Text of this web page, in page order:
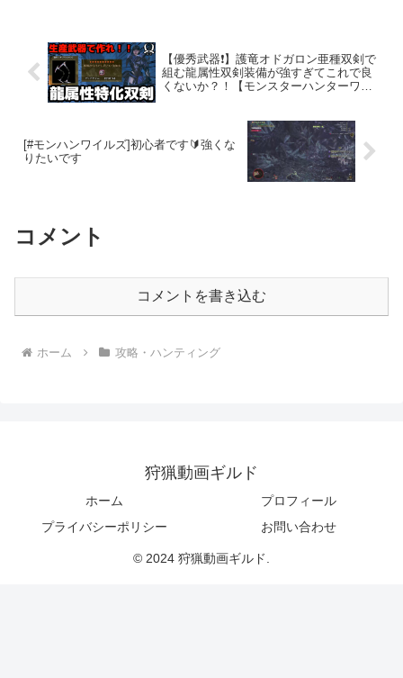
【優秀武器❗️】護竜オドガロン亜種双剣で
組む龍属性双剣装備が強すぎてこれで良
くないか？！【モンスターハンターワイ
[#モンハンワイルズ]初心者です🔰強くな
りたいです
コメント
コメントを書き込む
ホーム 攻略・ハンティング
狩猟動画ギルド
ホーム
プロフィール
プライバシーポリシー
お問い合わせ
© 2024 狩猟動画ギルド.